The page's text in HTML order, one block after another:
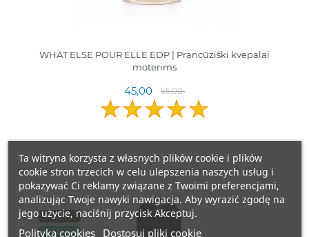
WHAT ELSE POUR ELLE EDP | Prancūziški kvepalai
moterims
45,00 55,00
100ML.
FRANCJA
Ta witryna korzysta z własnych plików cookie i plików
cookie stron trzecich w celu ulepszenia naszych usług i
pokazywać Ci reklamy związane z Twoimi preferencjami,
analizując Twoje nawyki nawigacja. Aby wyrazić zgodę na
jego użycie, naciśnij przycisk Akceptuj.
Polityka cookies Dostosuj pliki cookie